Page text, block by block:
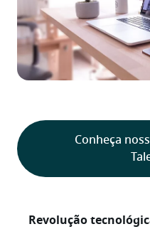
Conheça
Revolução